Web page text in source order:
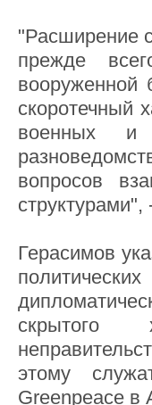
"Расширение
прежде
скоротечный
военных и
вопросов
Герасимов
скрытого
этому
Greenpeace в